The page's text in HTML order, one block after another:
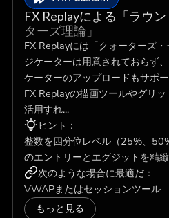
FX Replayによる「ラウ
ターズ理論」
FX Replayには「クォーターズ
ジケーターは用意されておらず
ケーターのアップロードもサポ
FX Replayの描画ツールやグリ
活用すれ...
ヒント：
整数を四分位レベル（25%、
のエントリーとエグジットを精
次のような場合に最適だ：
VWAPまたはセッションツール
もっと見る